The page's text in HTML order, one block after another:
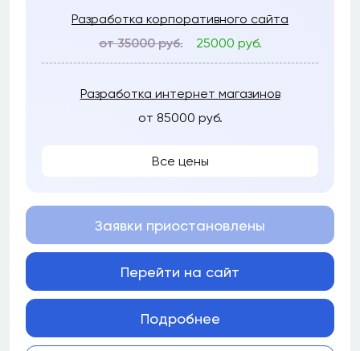
Разработка корпоративного сайта
от 35000 руб.
25000 руб.
Разработка интернет магазинов
от 85000 руб.
Все цены
Заявки приостановлены
Перейти на сайт
Подробнее